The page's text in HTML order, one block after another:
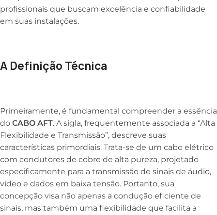
profissionais que buscam excelência e confiabilidade
em suas instalações.
A Definição Técnica
Primeiramente, é fundamental compreender a essência
do CABO AFT. A sigla, frequentemente associada a “Alta
Flexibilidade e Transmissão”, descreve suas
características primordiais. Trata-se de um cabo elétrico
com condutores de cobre de alta pureza, projetado
especificamente para a transmissão de sinais de áudio,
vídeo e dados em baixa tensão. Portanto, sua
concepção visa não apenas a condução eficiente de
sinais, mas também uma flexibilidade que facilita a